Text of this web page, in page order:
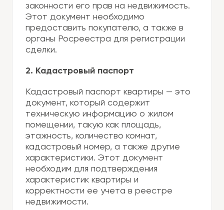
законности его прав на недвижимость.
Этот документ необходимо
предоставить покупателю, а также в
органы Росреестра для регистрации
сделки.
2. Кадастровый паспорт
Кадастровый паспорт квартиры — это
документ, который содержит
техническую информацию о жилом
помещении, такую как площадь,
этажность, количество комнат,
кадастровый номер, а также другие
характеристики. Этот документ
необходим для подтверждения
характеристик квартиры и
корректности ее учета в реестре
недвижимости.